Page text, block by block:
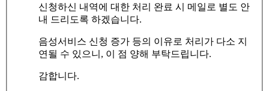
신청하신 내역에 대한 처리 완료 시 메일로 별도 안
내 드리도록 하겠습니다.
음성서비스 신청 증가 등의 이유로 처리가 다소 지
연될 수 있으니, 이 점 양해 부탁드립니다.
감합니다.